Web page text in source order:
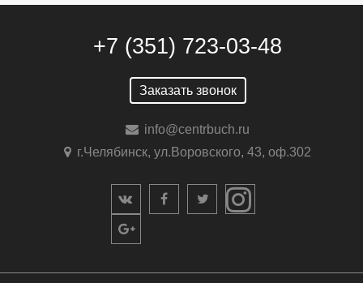
+7 (351) 723-03-48
Заказать звонок
info@centrbuch.ru
г.Челябинск, ул.Воровского, 43, оф.302